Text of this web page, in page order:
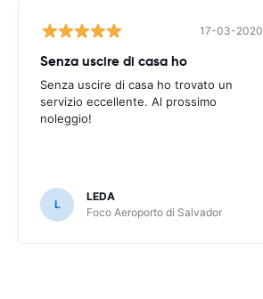
17-03-2020
Senza uscire di casa ho
Senza uscire di casa ho trovato un
servizio eccellente. Al prossimo
noleggio!
L
LEDA
Foco Aeroporto di Salvador